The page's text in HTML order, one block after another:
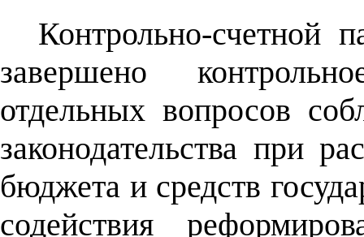
Контрольно-счетной
завершено
отдельных вопросов
законодательства при
бюджета и средств
содействия